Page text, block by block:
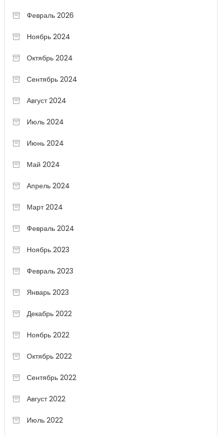
Февраль 2026
Ноябрь 2024
Октябрь 2024
Сентябрь 2024
Август 2024
Июль 2024
Июнь 2024
Май 2024
Апрель 2024
Март 2024
Февраль 2024
Ноябрь 2023
Февраль 2023
Январь 2023
Декабрь 2022
Ноябрь 2022
Октябрь 2022
Сентябрь 2022
Август 2022
Июль 2022